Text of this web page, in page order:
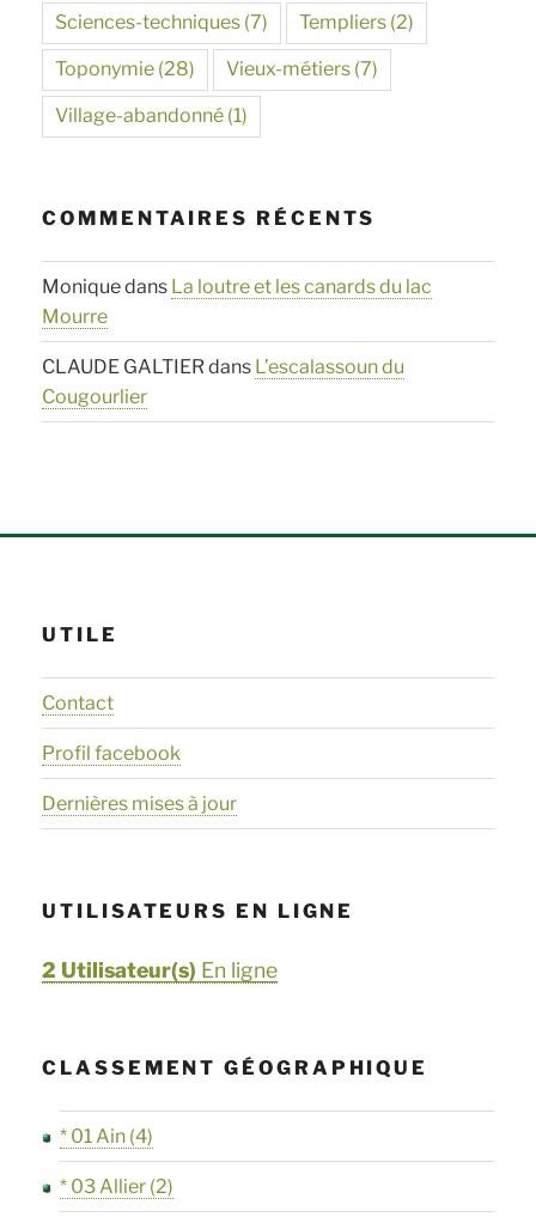
Sciences-techniques (7) Templiers (2)
Toponymie (28) Vieux-métiers (7)
Village-abandonné (1)
COMMENTAIRES RÉCENTS
Moniquedans La loutre et les canards du lac
Mourre
CLAUDE GALTIERdans L’escalassoun du
Cougourlier
UTILE
Contact
Profil facebook
Dernières mises à jour
UTILISATEURS EN LIGNE
2 Utilisateur(s) En ligne
CLASSEMENT GÉOGRAPHIQUE
* 01 Ain (4)
* 03 Allier (2)